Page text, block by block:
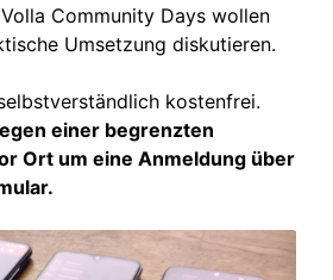
Community Days wollen
Umsetzung diskutieren.
kostenfrei.
einer begrenzten
Ort um eine Anmeldung über